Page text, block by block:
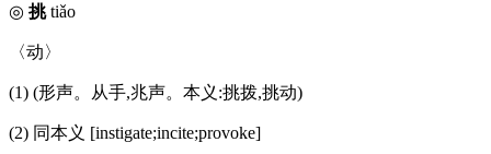
◎ 挑tiǎo
〈动〉
(1) (形声。从手,兆声。本义:挑拨,挑动)
(2) 同本义 [instigate;incite;provoke]